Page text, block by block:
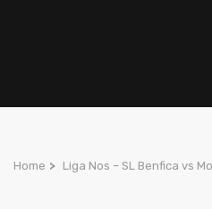
Home > Liga Nos – SL Benfica vs